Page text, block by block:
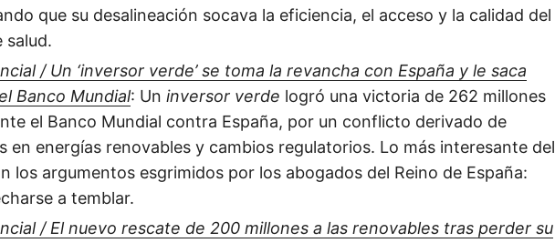
que su desalineación socava la eficiencia, el acceso y la calidad del
salud.
/ Un ‘inversor verde’ se toma la revancha con España y le saca
Banco Mundial: Un inversor verde logró una victoria de 262 millones
el Banco Mundial contra España, por un conflicto derivado de
en energías renovables y cambios regulatorios. Lo más interesante del
los argumentos esgrimidos por los abogados del Reino de España:
a temblar.
/ El nuevo rescate de 200 millones a las renovables tras perder su